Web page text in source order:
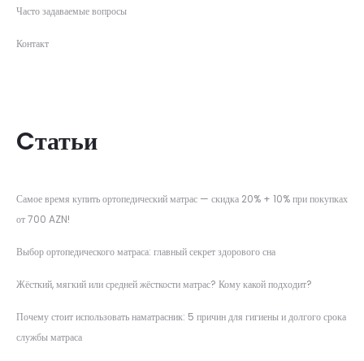
Часто задаваемые вопросы
Контакт
Cтатьи
Самое время купить ортопедический матрас — скидка 20% + 10% при покупках
от 700 AZN!
Выбор ортопедического матраса: главный секрет здорового сна
Жёсткий, мягкий или средней жёсткости матрас? Кому какой подходит?
Почему стоит использовать наматрасник: 5 причин для гигиены и долгого срока
службы матраса